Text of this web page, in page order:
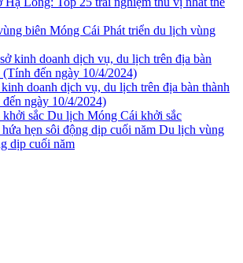
Phát triển du lịch vùng
doanh dịch vụ, du lịch trên địa bàn thành
ngày 10/4/2024)
Du lịch Móng Cái khởi sắc
Du lịch vùng
dịp cuối năm